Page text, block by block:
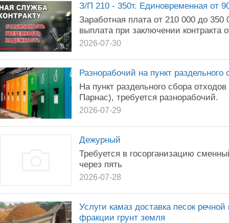
З/П 210 - 350т. Единовременная от
Заработная плата от 210 000 до
выплата при заключении контракта
2026-07-30
Разнорабочий на пункт раздельного
На пункт раздельного сбора
Парнас), требуется разнорабочий.
2026-07-29
Дежурный
Требуется в госорганизацию
через пять
2026-07-28
Услуги камаз доставка песок
фракции грунт земля